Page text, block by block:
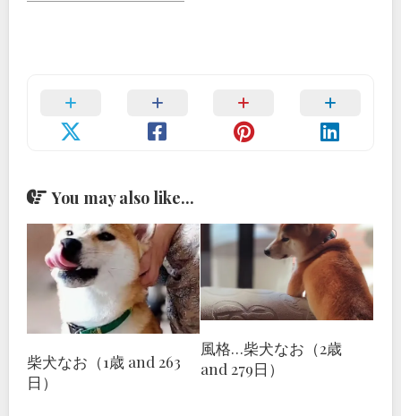
You may also like...
柴犬なお（1歳 and 263
日）
風格…柴犬なお（2歳
and 279日）